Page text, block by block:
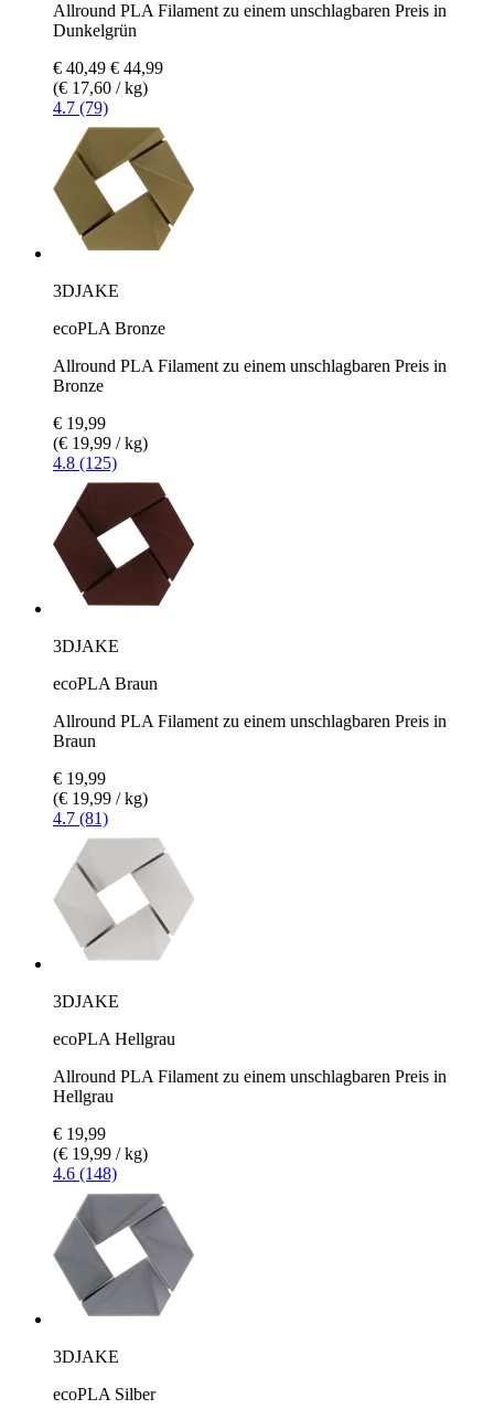
Allround PLA Filament zu einem unschlagbaren Preis in
Dunkelgrün
€ 40,49 € 44,99
(€ 17,60 / kg)
4.7 (79)
3DJAKE
ecoPLA Bronze
Allround PLA Filament zu einem unschlagbaren Preis in
Bronze
€ 19,99
(€ 19,99 / kg)
4.8 (125)
3DJAKE
ecoPLA Braun
Allround PLA Filament zu einem unschlagbaren Preis in
Braun
€ 19,99
(€ 19,99 / kg)
4.7 (81)
3DJAKE
ecoPLA Hellgrau
Allround PLA Filament zu einem unschlagbaren Preis in
Hellgrau
€ 19,99
(€ 19,99 / kg)
4.6 (148)
3DJAKE
ecoPLA Silber